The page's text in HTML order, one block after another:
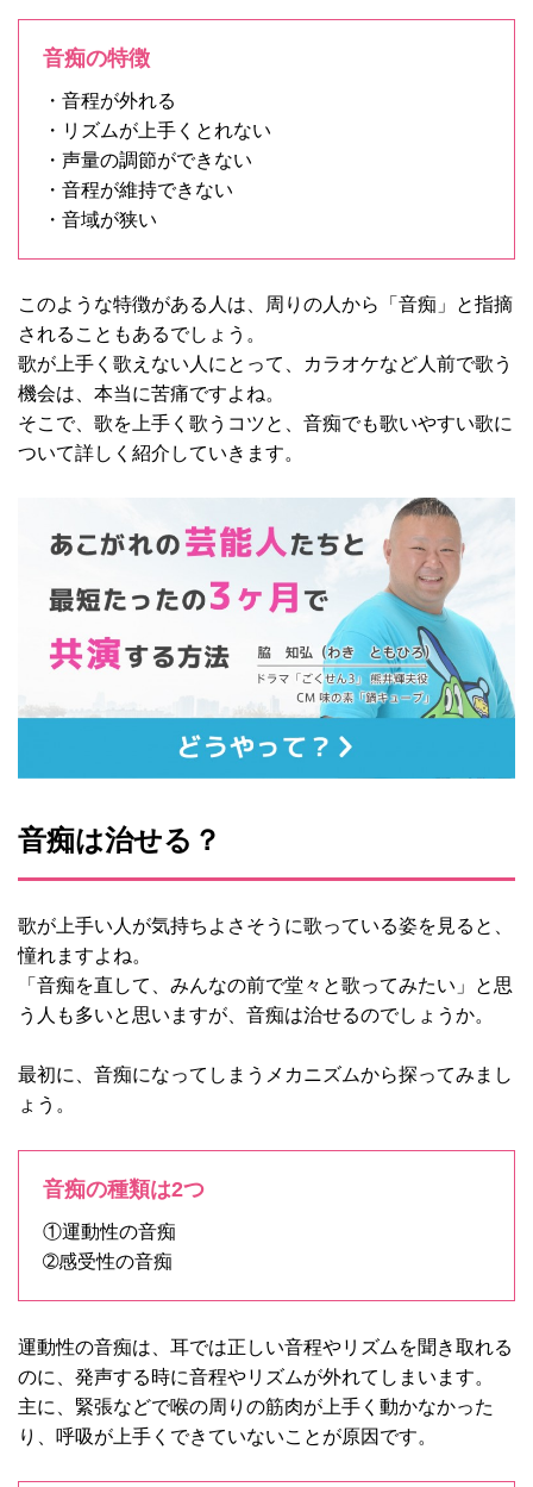
音痴の特徴
・音程が外れる
・リズムが上手くとれない
・声量の調節ができない
・音程が維持できない
・音域が狭い
このような特徴がある人は、周りの人から「音痴」と指摘
されることもあるでしょう。
歌が上手く歌えない人にとって、カラオケなど人前で歌う
機会は、本当に苦痛ですよね。
そこで、歌を上手く歌うコツと、音痴でも歌いやすい歌に
ついて詳しく紹介していきます。
音痴は治せる？
歌が上手い人が気持ちよさそうに歌っている姿を見ると、
憧れますよね。
「音痴を直して、みんなの前で堂々と歌ってみたい」と思
う人も多いと思いますが、音痴は治せるのでしょうか。
最初に、音痴になってしまうメカニズムから探ってみまし
ょう。
音痴の種類は2つ
①運動性の音痴
➁感受性の音痴
運動性の音痴は、耳では正しい音程やリズムを聞き取れる
のに、発声する時に音程やリズムが外れてしまいます。
主に、緊張などで喉の周りの筋肉が上手く動かなかった
り、呼吸が上手くできていないことが原因です。